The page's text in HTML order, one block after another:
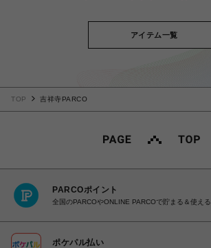
アイテム一覧
TOP 吉祥寺PARCO
PARCOポイント
全国のPARCOやONLINE PARCOで貯まる＆使える
ポケパル払い